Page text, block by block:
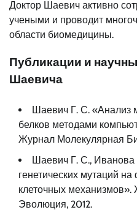
Доктор Шаевич активно
учеными и проводит
области биомедицины.
Публикации и
Шаевича
Шаевич Г. С. «Анализ
белков методами
Журнал Молекулярная
Шаевич Г. С., Иванова
генетических мутаций
клеточных механизмов».
Эволюция, 2012.